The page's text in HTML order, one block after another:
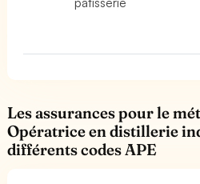
Les assurances pour le
Opératrice en distillerie
différents codes APE